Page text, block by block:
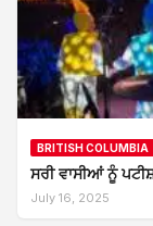
BRITISH COLUMBIA
ਸਰੀ ਵਾਸੀਆਂ ਨੂੰ
July 16, 2025